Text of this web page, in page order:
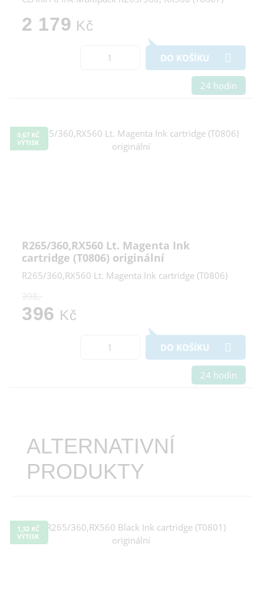
2 179 Kč
DO KOŠÍKU
24 hodin
0,67 KČ
VÝTISK
R265/360,RX560 Lt. Magenta Ink
cartridge (T0806) originální
R265/360,RX560 Lt. Magenta Ink cartridge (T0806)
398,-
396 Kč
DO KOŠÍKU
24 hodin
ALTERNATIVNÍ
PRODUKTY
1,32 KČ
VÝTISK